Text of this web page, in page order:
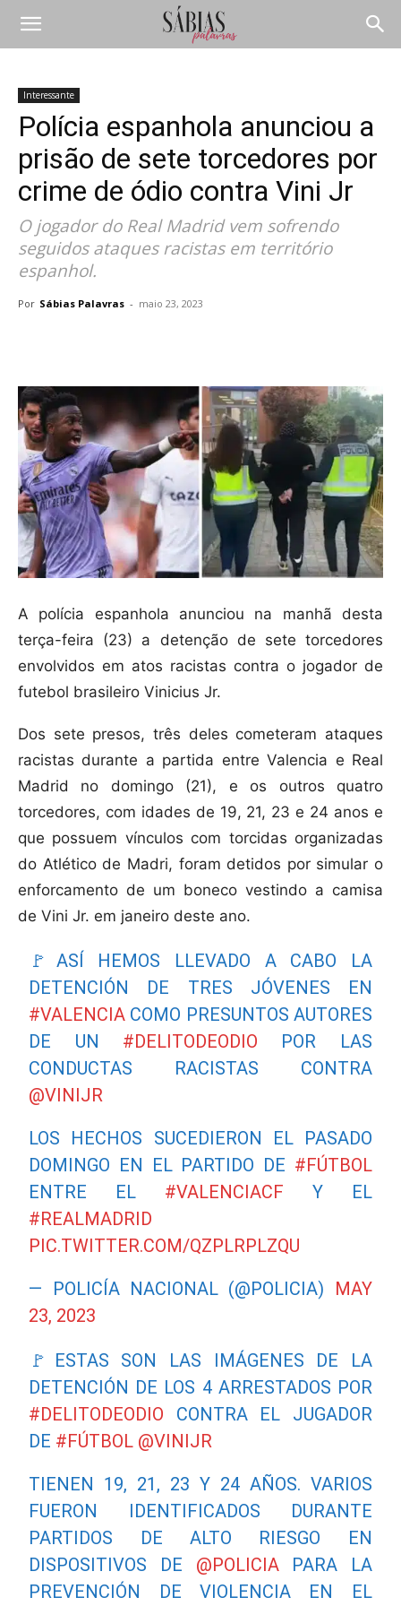
Interessante
Polícia espanhola anunciou a
prisão de sete torcedores por
crime de ódio contra Vini Jr
O jogador do Real Madrid vem sofrendo
seguidos ataques racistas em território
espanhol.
Por Sábias Palavras - maio 23, 2023
A polícia espanhola anunciou na manhã desta
terça-feira (23) a detenção de sete torcedores
envolvidos em atos racistas contra o jogador de
futebol brasileiro Vinicius Jr.
Dos sete presos, três deles cometeram ataques
racistas durante a partida entre Valencia e Real
Madrid no domingo (21), e os outros quatro
torcedores, com idades de 19, 21, 23 e 24 anos e
que possuem vínculos com torcidas organizadas
do Atlético de Madri, foram detidos por simular o
enforcamento de um boneco vestindo a camisa
de Vini Jr. em janeiro deste ano.
🚩ASÍ HEMOS LLEVADO A CABO LA
DETENCIÓN DE TRES JÓVENES EN
#VALENCIA COMO PRESUNTOS AUTORES
DE UN #DELITODEODIO POR LAS
CONDUCTAS RACISTAS CONTRA
@VINIJR
LOS HECHOS SUCEDIERON EL PASADO
DOMINGO EN EL PARTIDO DE #FÚTBOL
ENTRE EL #VALENCIACF Y EL
#REALMADRID
PIC.TWITTER.COM/QZPLRPLZQU
— POLICÍA NACIONAL (@POLICIA) MAY
23, 2023
🚩ESTAS SON LAS IMÁGENES DE LA
DETENCIÓN DE LOS 4 ARRESTADOS POR
#DELITODEODIO CONTRA EL JUGADOR
DE #FÚTBOL @VINIJR
TIENEN 19, 21, 23 Y 24 AÑOS. VARIOS
FUERON IDENTIFICADOS DURANTE
PARTIDOS DE ALTO RIESGO EN
DISPOSITIVOS DE @POLICIAPARA LA
PREVENCIÓN DE VIOLENCIA EN EL